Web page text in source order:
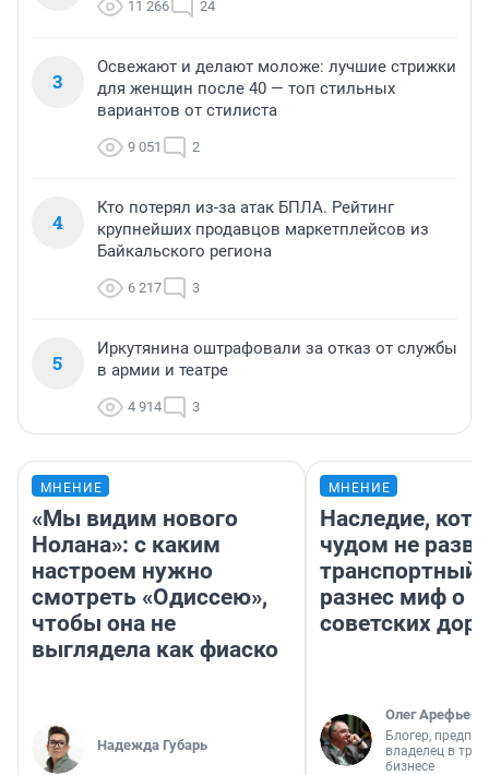
11 266 24
3
Освежают и делают моложе: лучшие стрижки
для женщин после 40 — топ стильных
вариантов от стилиста
9 051 2
4
Кто потерял из-за атак БПЛА. Рейтинг
крупнейших продавцов маркетплейсов из
Байкальского региона
6 217 3
5
Иркутянина оштрафовали за отказ от службы
в армии и театре
4 914 3
МНЕНИЕ
«Мы видим нового
Нолана»: с каким
настроем нужно
смотреть «Одиссею»,
чтобы она не
выглядела как фиаско
Надежда Губарь
МНЕНИЕ
Наследие,
чудом не
транспортный
разнес миф о
советских
Олег Арефьев
Блогер,
владелец в
бизнесе